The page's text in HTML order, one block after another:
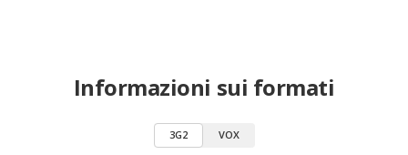
Informazioni sui formati
3G2 VOX